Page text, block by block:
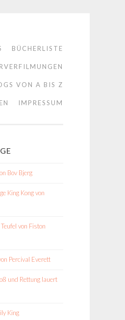
BÜCHERLISTE
VON A BIS Z
IMPRESSUM
Bov Bjerg
King Kong von
von Fiston
Percival Everett
und Rettung lauert
King